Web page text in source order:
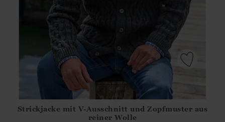
Strickjacke mit V-Ausschnitt und Zopfmuster aus
reiner Wolle